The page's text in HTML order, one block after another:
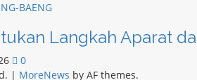
BAENG
Langkah Aparat
0
| MoreNews by AF themes.